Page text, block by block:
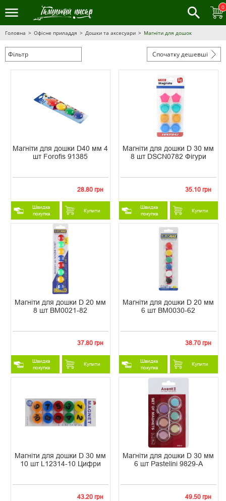
0
Головна Офісне приладдя Дошки та аксесуари Магніти для дошок
Фільтр Спочатку дешевші
Магніти для дошки D40 мм 4
шт Forofis 91385
28.80 грн
Швидка
покупка
Купити
Магніти для дошки D 30 мм
8 шт DSCN0782 Фігури
35.10 грн
Швидка
покупка
Купити
Магніти для дошки D 20 мм
8 шт ВМ0021-82
37.80 грн
Швидка
покупка
Купити
Магніти для дошки D 20 мм
6 шт ВМ0030-62
38.70 грн
Швидка
покупка
Купити
Магніти для дошки D 30 мм
10 шт L12314-10 Цифри
43.20 грн
Магніти для дошки D 30 мм
6 шт Pastelini 9829-А
49.50 грн